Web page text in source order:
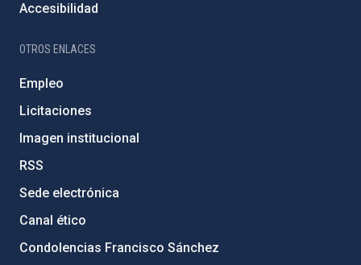
Accesibilidad
OTROS ENLACES
Empleo
Licitaciones
Imagen institucional
RSS
Sede electrónica
Canal ético
Condolencias Francisco Sánchez